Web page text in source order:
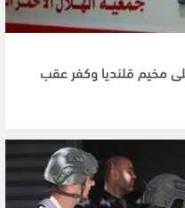
على مخيم قلنديا وكفر عقب